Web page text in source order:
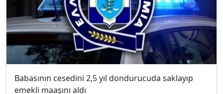
Babasının cesedini 2,5 yıl dondurucuda saklayıp
emekli maaşını aldı